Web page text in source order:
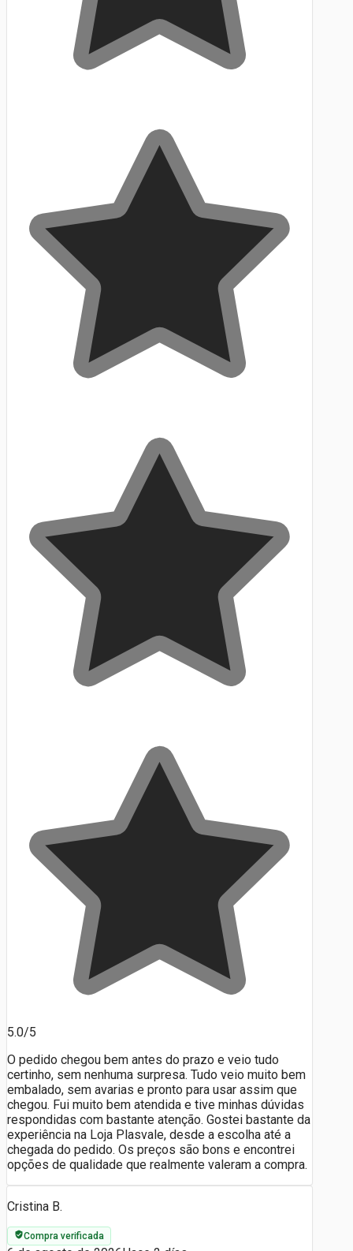
5.0/5
O pedido chegou bem antes do prazo e veio tudo
certinho, sem nenhuma surpresa. Tudo veio muito bem
embalado, sem avarias e pronto para usar assim que
chegou. Fui muito bem atendida e tive minhas dúvidas
respondidas com bastante atenção. Gostei bastante da
experiência na Loja Plasvale, desde a escolha até a
chegada do pedido. Os preços são bons e encontrei
opções de qualidade que realmente valeram a compra.
Cristina B.
Compra verificada